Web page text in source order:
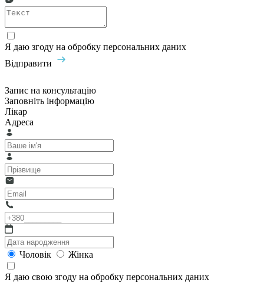
Я даю згоду на обробку персональних даних
Відправити
Запис на консультацію
Заповніть інформацію
Лікар
Адреса
Чоловік Жінка
Я даю свою згоду на обробку персональних даних